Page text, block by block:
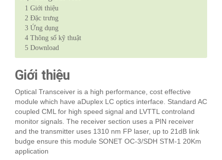
1 Giới thiệu
2 Đặc trưng
3 Ứng dụng
4 Thông số kỹ thuật
5 Download
Giới thiệu
Optical Transceiver is a high performance, cost effective
module which have aDuplex LC optics interface. Standard AC
coupled CML for high speed signal and LVTTL controland
monitor signals. The receiver section uses a PIN receiver
and the transmitter uses 1310 nm FP laser, up to 21dB link
budge ensure this module SONET OC-3/SDH STM-1 20Km
application